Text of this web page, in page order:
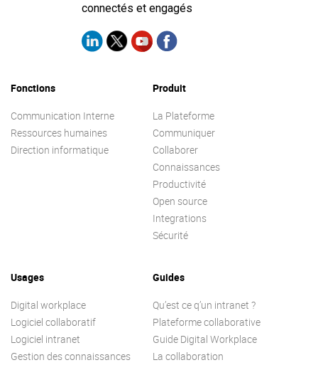
connectés et engagés
Fonctions
Communication Interne
Ressources humaines
Direction informatique
Produit
La Plateforme
Communiquer
Collaborer
Connaissances
Productivité
Open source
Integrations
Sécurité
Usages
Digital workplace
Logiciel collaboratif
Logiciel intranet
Gestion des connaissances
Guides
Qu’est ce q’un intranet ?
Plateforme collaborative
Guide Digital Workplace
La collaboration